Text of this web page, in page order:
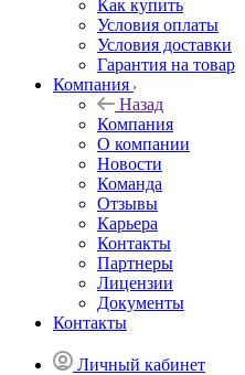
Как купить
Условия оплаты
Условия доставки
Гарантия на товар
Компания
Назад
Компания
О компании
Новости
Команда
Отзывы
Карьера
Контакты
Партнеры
Лицензии
Документы
Контакты
Личный кабинет